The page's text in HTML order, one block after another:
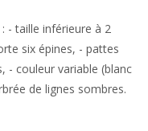
- taille inférieure à 2
six épines, - pattes
- couleur variable (blanc
de lignes sombres.